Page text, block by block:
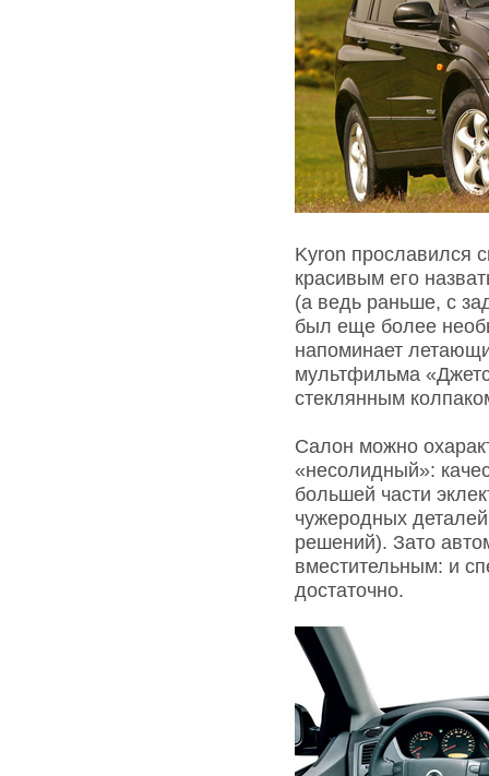
Kyron прославился
красивым его
(а ведь раньше, с
был еще более
напоминает
мультфильма
стеклянным
Салон можно
«несолидный»:
большей части
чужеродных
решений). Зато
вместительным: и
достаточно.